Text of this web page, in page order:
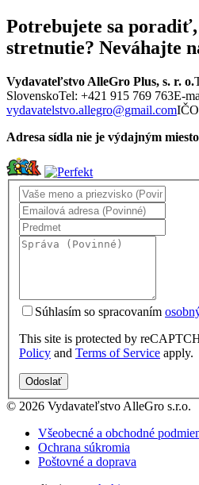
Potrebujete sa
stretnutie? Neváhajte
Vydavateľstvo AlleGro Plus, s. r. o.
SlovenskoTel: +421 915 769 763E-
vydavatelstvo.allegro@gmail.com
Adresa sídla nie je výdajným
Súhlasím so spracovaním
This site is protected by
Policy and Terms of Service apply.
Odoslať
© 2026 Vydavateľstvo AlleGro s.r.o.
Všeobecné a obchodné
Ochrana súkromia
Poštovné a doprava